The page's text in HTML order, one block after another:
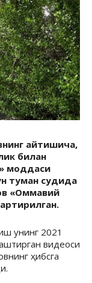
айтишича,
билан
моддаси
туман судида
«Оммавий
унинг 2021
видеоси
ҳибсга